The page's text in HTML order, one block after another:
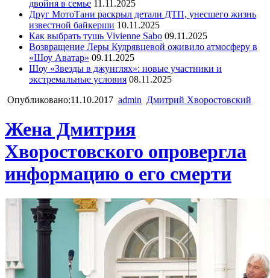
двойня в семье 11.11.2025
Друг МотоТани раскрыл детали ДТП, унесшего жизнь
известной байкерши 10.11.2025
Как выбрать тушь Vivienne Sabo 09.11.2025
Возвращение Леры Кудрявцевой оживило атмосферу в
«Шоу Аватар» 09.11.2025
Шоу «Звезды в джунглях»: новые участники и
экстремальные условия 08.11.2025
Опубликовано:11.10.2017 admin Дмитрий Хворостовский
Жена Дмитрия
Хворостовского опровергла
информацию о его смерти